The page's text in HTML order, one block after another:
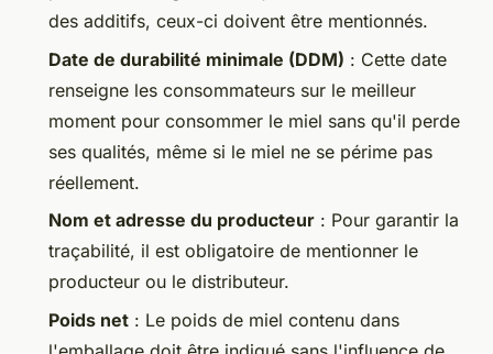
des additifs, ceux-ci doivent être mentionnés.
Date de durabilité minimale (DDM) : Cette date
renseigne les consommateurs sur le meilleur
moment pour consommer le miel sans qu'il perde
ses qualités, même si le miel ne se périme pas
réellement.
Nom et adresse du producteur : Pour garantir la
traçabilité, il est obligatoire de mentionner le
producteur ou le distributeur.
Poids net : Le poids de miel contenu dans